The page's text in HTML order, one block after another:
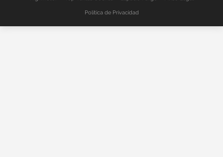
Política de Privacidad